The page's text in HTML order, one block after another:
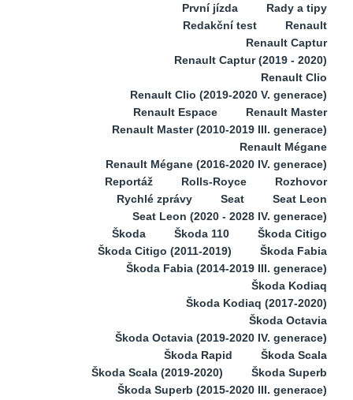
První jízda
Rady a tipy
Redakční test
Renault
Renault Captur
Renault Captur (2019 - 2020)
Renault Clio
Renault Clio (2019-2020 V. generace)
Renault Espace
Renault Master
Renault Master (2010-2019 III. generace)
Renault Mégane
Renault Mégane (2016-2020 IV. generace)
Reportáž
Rolls-Royce
Rozhovor
Rychlé zprávy
Seat
Seat Leon
Seat Leon (2020 - 2028 IV. generace)
Škoda
Škoda 110
Škoda Citigo
Škoda Citigo (2011-2019)
Škoda Fabia
Škoda Fabia (2014-2019 III. generace)
Škoda Kodiaq
Škoda Kodiaq (2017-2020)
Škoda Octavia
Škoda Octavia (2019-2020 IV. generace)
Škoda Rapid
Škoda Scala
Škoda Scala (2019-2020)
Škoda Superb
Škoda Superb (2015-2020 III. generace)